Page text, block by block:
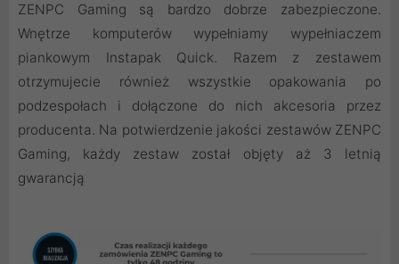
ZENPC Gaming są bardzo dobrze zabezpieczone.
Wnętrze komputerów wypełniamy wypełniaczem
piankowym Instapak Quick. Razem z zestawem
otrzymujecie również wszystkie opakowania po
podzespołach i dołączone do nich akcesoria przez
producenta. Na potwierdzenie jakości zestawów ZENPC
Gaming, każdy zestaw został objęty aż 3 letnią
gwarancją